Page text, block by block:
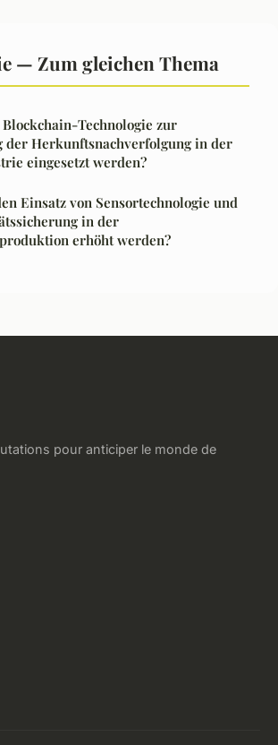
— Zum gleichen Thema
Technologie zur
der Herkunftsnachverfolgung in der
eingesetzt werden?
Einsatz von Sensortechnologie und
in der
erhöht werden?
pour anticiper le monde de